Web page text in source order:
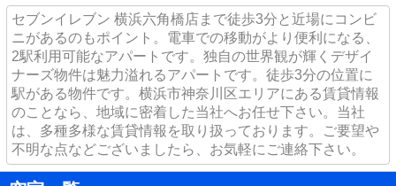
セブンイレブン 横浜六角橋店まで徒歩3分と近場にコンビ
ニがあるのもポイント。電車での移動がより便利になる、
2駅利用可能なアパートです。独自の世界観が輝くデザイ
ナーズ物件は魅力溢れるアパートです。徒歩3分の位置に
駅がある物件です。横浜市神奈川区エリアにある賃貸情報
のことなら、地域に密着した当社へお任せ下さい。当社
は、多種多様な賃貸情報を取り扱っております。ご要望や
不明な点などございましたら、お気軽にご連絡下さい。